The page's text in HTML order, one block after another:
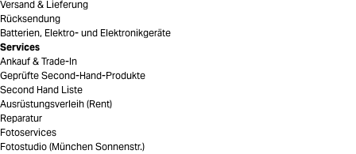
Versand & Lieferung
Rücksendung
Batterien, Elektro- und Elektronikgeräte
Services
Ankauf & Trade-In
Geprüfte Second-Hand-Produkte
Second Hand Liste
Ausrüstungsverleih (Rent)
Reparatur
Fotoservices
Fotostudio (München Sonnenstr.)